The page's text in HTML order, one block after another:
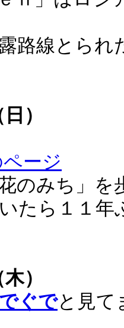
路線とられ
）
ージ
のみち」
たら１１年
）
ぐでと見て